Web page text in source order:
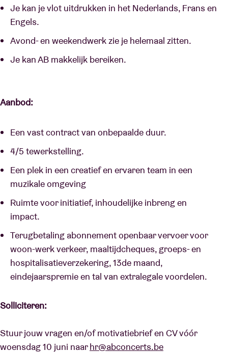
Je kan je vlot uitdrukken in het Nederlands, Frans en
Engels.
Avond- en weekendwerk zie je helemaal zitten.
Je kan AB makkelijk bereiken.
Aanbod:
Een vast contract van onbepaalde duur.
4/5 tewerkstelling.
Een plek in een creatief en ervaren team in een
muzikale omgeving
Ruimte voor initiatief, inhoudelijke inbreng en
impact.
Terugbetaling abonnement openbaar vervoer voor
woon-werk verkeer, maaltijdcheques, groeps- en
hospitalisatieverzekering, 13de maand,
eindejaarspremie en tal van extralegale voordelen.
Solliciteren:
Stuur jouw vragen en/of motivatiebrief en CV vóór
woensdag 10 juni naarhr@abconcerts.be